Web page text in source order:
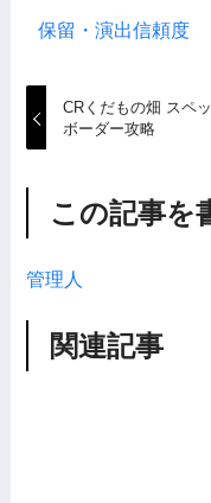
保留・演出信頼度
CRくだもの畑 スペッ
ボーダー攻略
この記事を
管理人
関連記事